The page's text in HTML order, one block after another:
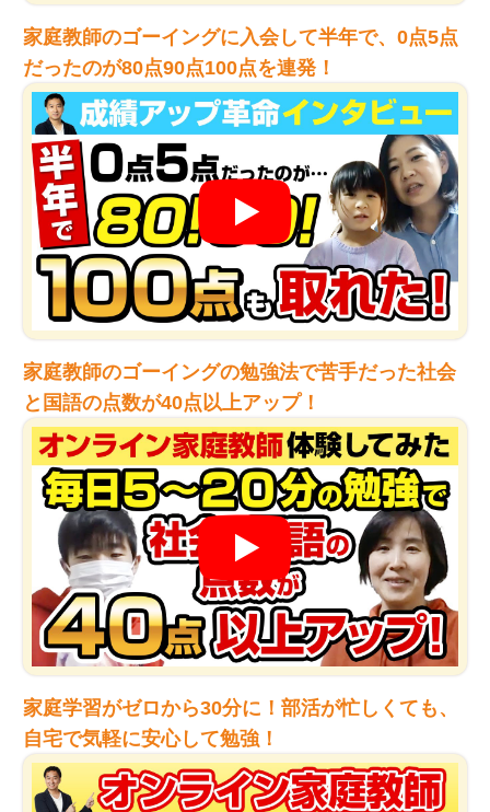
家庭教師のゴーイングに入会して半年で、0点5点
だったのが80点90点100点を連発！
家庭教師のゴーイングの勉強法で苦手だった社会
と国語の点数が40点以上アップ！
家庭学習がゼロから30分に！部活が忙しくても、
自宅で気軽に安心して勉強！